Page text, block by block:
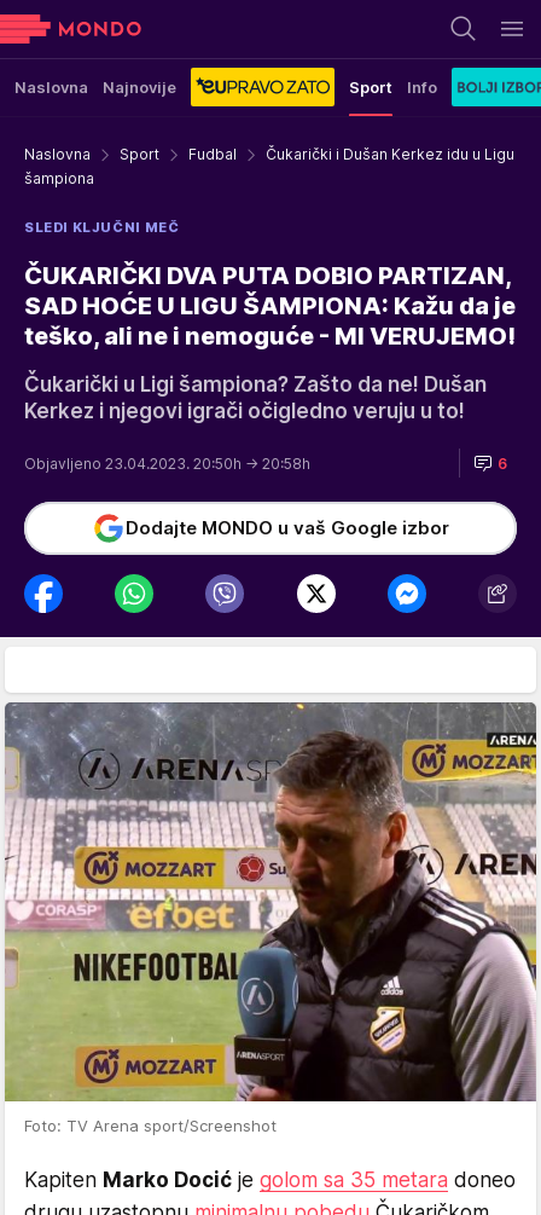
Naslovna Najnovije Sport Info
Naslovna Sport Fudbal
Čukarički i Dušan Kerkez idu u Ligu
šampiona
SLEDI KLJUČNI MEČ
ČUKARIČKI DVA PUTA DOBIO PARTIZAN,
SAD HOĆE U LIGU ŠAMPIONA: Kažu da je
teško, ali ne i nemoguće - MI VERUJEMO!
Čukarički u Ligi šampiona? Zašto da ne! Dušan
Kerkez i njegovi igrači očigledno veruju u to!
Objavljeno 23.04.2023. 20:50h → 20:58h 6
Dodajte MONDO u vaš Google izbor
Foto: TV Arena sport/Screenshot
Kapiten Marko Docić je golom sa 35 metara doneo